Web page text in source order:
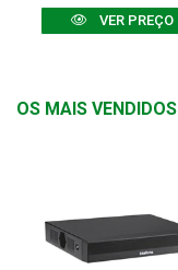
VER PREÇO
OS MAIS VENDIDOS